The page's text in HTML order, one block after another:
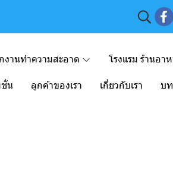
งานทำความสะอาด โรงแรม ร้านอา
ชั่น ลูกค้าของเรา เกี่ยวกับเรา บ